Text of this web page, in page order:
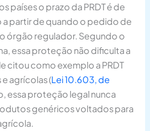
países o prazo da PRDT é de
partir de quando o pedido de
órgão regulador. Segundo o
essa proteção não dificulta a
citou como exemplo a PRDT
agrícolas (Lei 10.603, de
essa proteção legal nunca
genéricos voltados para